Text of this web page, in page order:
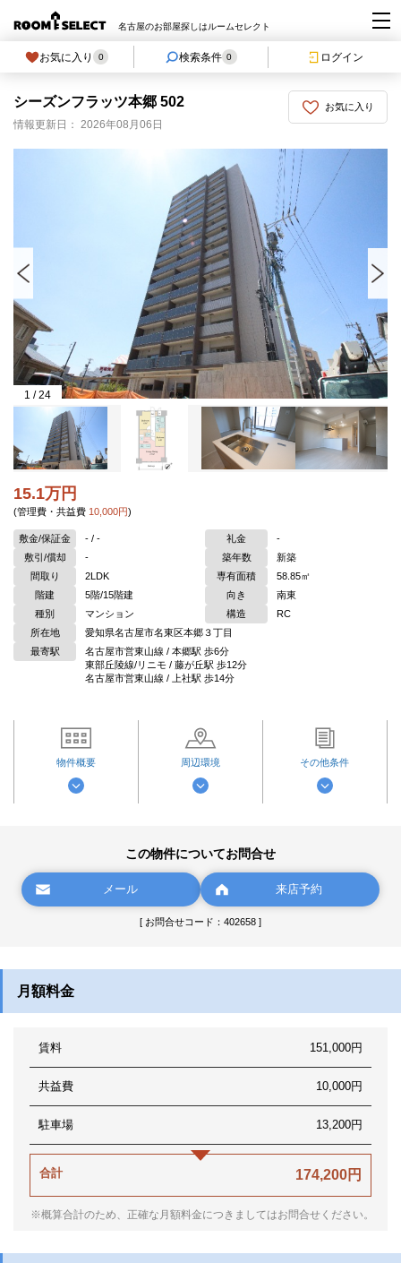
名古屋のお部屋探しはルームセレクト
お気に入り 0 検索条件 0 ログイン
お気に入り
シーズンフラッツ本郷 502
情報更新日： 2026年08月06日
1 /24
15.1万円
(管理費・共益費 10,000円)
敷金/保証金 - / - 礼金
-
敷引/償却
- 築年数
新築
間取り
2LDK 専有面積
58.85㎡
階建
5階/15階建 向き
南東
種別
マンション 構造
RC
所在地
愛知県名古屋市名東区本郷３丁目
最寄駅
名古屋市営東山線 / 本郷駅 歩6分
東部丘陵線/リニモ / 藤が丘駅 歩12分
名古屋市営東山線 / 上社駅 歩14分
物件概要 周辺環境 その他条件
この物件についてお問合せ
メール 来店予約
[ お問合せコード：402658 ]
月額料金
賃料 151,000円
共益費 10,000円
駐車場 13,200円
合計 174,200円
※概算合計のため、正確な月額料金につきましてはお問合せください。